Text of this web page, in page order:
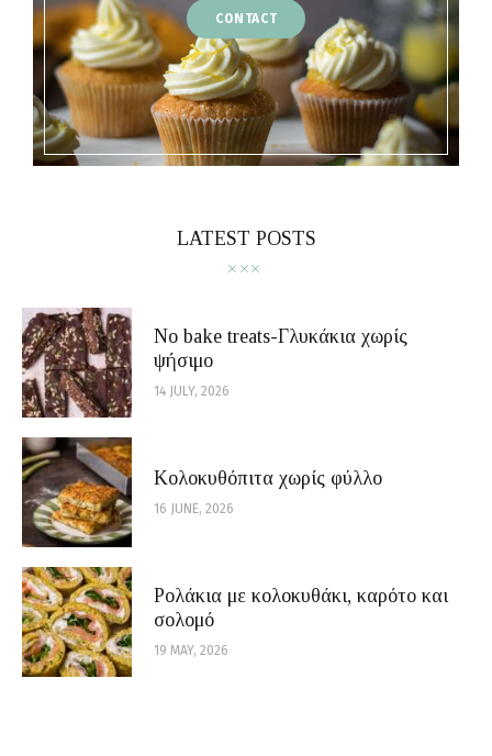
CONTACT
LATEST POSTS
No bake treats-Γλυκάκια χωρίς
ψήσιμο
14 JULY, 2026
Κολοκυθόπιτα χωρίς φύλλο
16 JUNE, 2026
Ρολάκια με κολοκυθάκι, καρότο και
σολομό
19 MAY, 2026